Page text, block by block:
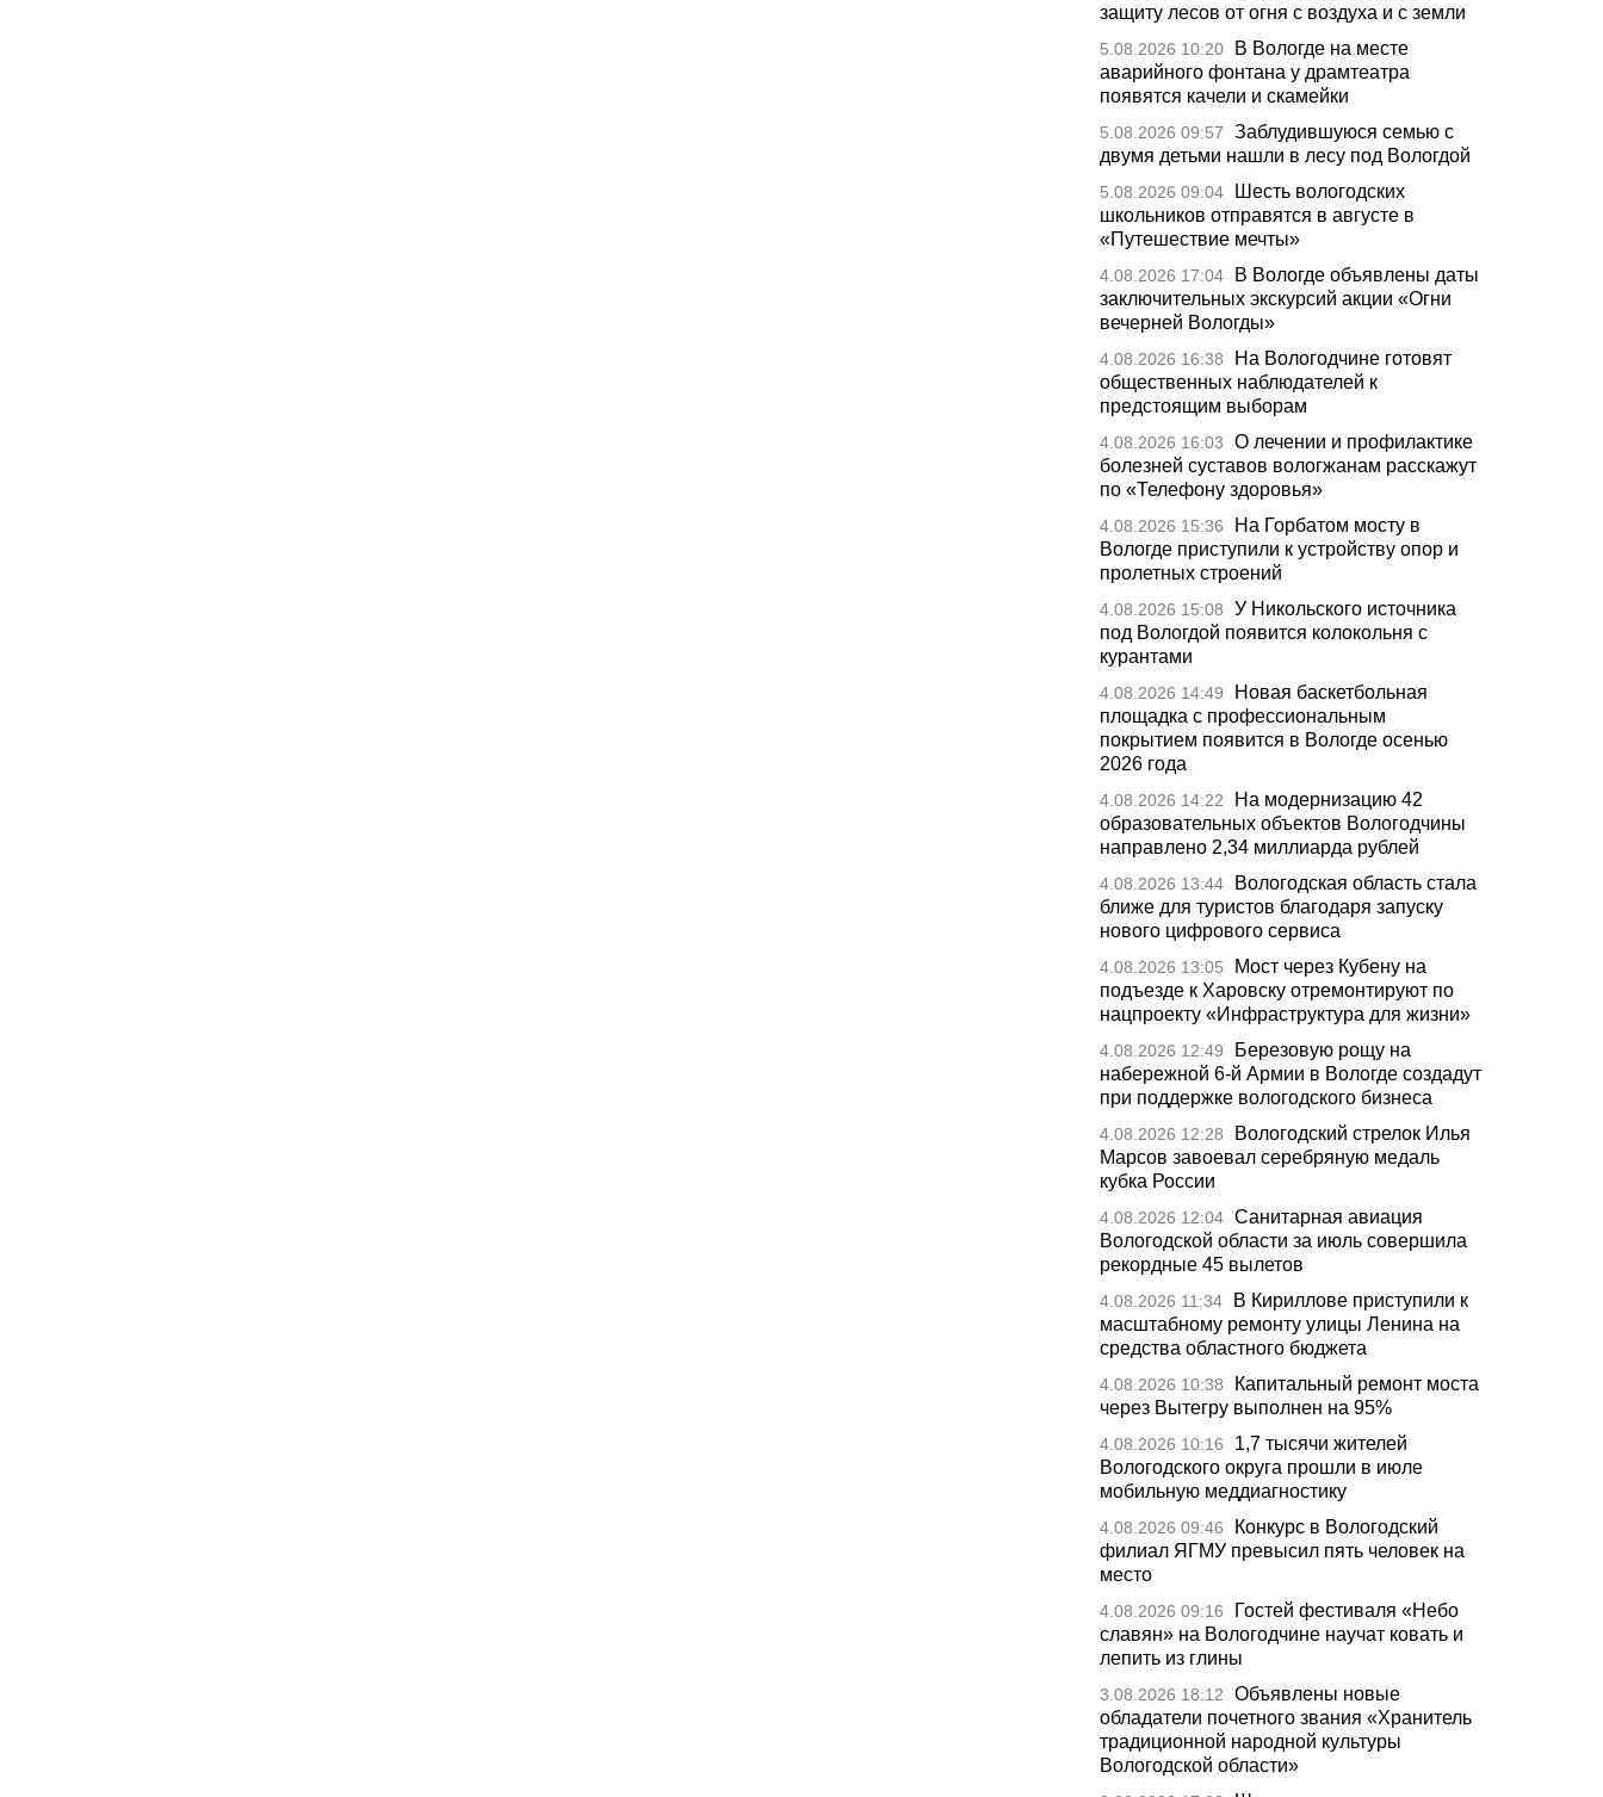
защиту лесов от огня с воздуха и с земли
5.08.2026 10:20
В Вологде на месте
аварийного фонтана у драмтеатра
появятся качели и скамейки
5.08.2026 09:57
Заблудившуюся семью с
двумя детьми нашли в лесу под Вологдой
5.08.2026 09:04
Шесть вологодских
школьников отправятся в августе в
«Путешествие мечты»
4.08.2026 17:04
В Вологде объявлены даты
заключительных экскурсий акции «Огни
вечерней Вологды»
4.08.2026 16:38
На Вологодчине готовят
общественных наблюдателей к
предстоящим выборам
4.08.2026 16:03
О лечении и профилактике
болезней суставов вологжанам расскажут
по «Телефону здоровья»
4.08.2026 15:36
На Горбатом мосту в
Вологде приступили к устройству опор и
пролетных строений
4.08.2026 15:08
У Никольского источника
под Вологдой появится колокольня с
курантами
4.08.2026 14:49
Новая баскетбольная
площадка с профессиональным
покрытием появится в Вологде осенью
2026 года
4.08.2026 14:22
На модернизацию 42
образовательных объектов Вологодчины
направлено 2,34 миллиарда рублей
4.08.2026 13:44
Вологодская область стала
ближе для туристов благодаря запуску
нового цифрового сервиса
4.08.2026 13:05
Мост через Кубену на
подъезде к Харовску отремонтируют по
нацпроекту «Инфраструктура для жизни»
4.08.2026 12:49
Березовую рощу на
набережной 6-й Армии в Вологде создадут
при поддержке вологодского бизнеса
4.08.2026 12:28
Вологодский стрелок Илья
Марсов завоевал серебряную медаль
кубка России
4.08.2026 12:04 Санитарная авиация
Вологодской области за июль совершила
рекордные 45 вылетов
4.08.2026 11:34
В Кириллове приступили к
масштабному ремонту улицы Ленина на
средства областного бюджета
4.08.2026 10:38
Капитальный ремонт моста
через Вытегру выполнен на 95%
4.08.2026 10:16
1,7 тысячи жителей
Вологодского округа прошли в июле
мобильную меддиагностику
4.08.2026 09:46
Конкурс в Вологодский
филиал ЯГМУ превысил пять человек на
место
4.08.2026 09:16
Гостей фестиваля «Небо
славян» на Вологодчине научат ковать и
лепить из глины
3.08.2026 18:12
Объявлены новые
обладатели почетного звания «Хранитель
традиционной народной культуры
Вологодской области»